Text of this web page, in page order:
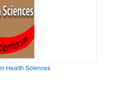
Health Sciences